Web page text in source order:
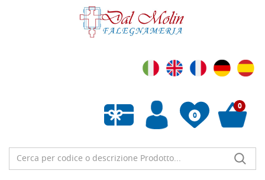
0
Wunschliste leeren
0